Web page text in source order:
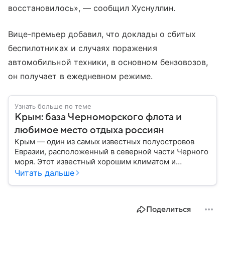
восстановилось», — сообщил Хуснуллин.
Вице-премьер добавил, что доклады о сбитых
беспилотниках и случаях поражения
автомобильной техники, в основном бензовозов,
он получает в ежедневном режиме.
Узнать больше по теме
Крым: база Черноморского флота и
любимое место отдыха россиян
Крым — один из самых известных полуостровов
Евразии, расположенный в северной части Черного
моря. Этот известный хорошим климатом и
красивой природой регион имеет также огромное
положение сделало полуостров ключевой точкой
Читать дальше
Поделиться